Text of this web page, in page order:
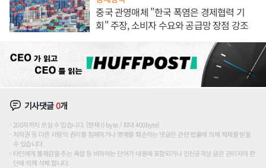
중국 관영매체 "한국 폭염은 경제협력 기
회" 주장, 소비자 수요와 공급망 장점 강조
기사댓글0개
200자까지 쓰실 수 있습니다. (현재 0 byte / 최대 400byte)
저작권 등 다른 사람의 권리를 침해하거나 명예를 훼손하는 댓글은 관련 법률에 의해 제재를 받을
수 있습니다.
타인에게 불쾌감을 주는 욕설 등 비하하는 단어가 내용에 포함되거나 인신공격성 글은 관리자의 판
단에 의해 삭제 합니다.